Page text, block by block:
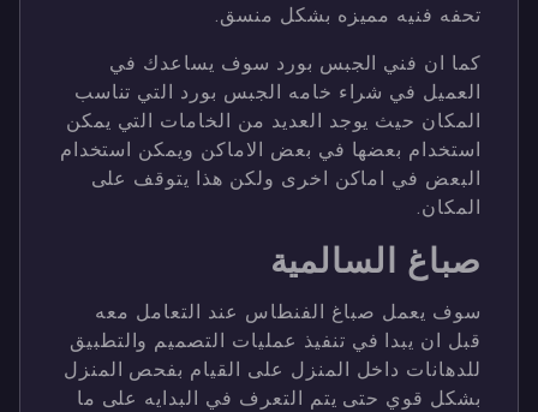
تحفه فنيه مميزه بشكل منسق.
كما ان فني الجبس بورد سوف يساعدك في
العميل في شراء خامه الجبس بورد التي تناسب
المكان حيث يوجد العديد من الخامات التي يمكن
استخدام بعضها في بعض الاماكن ويمكن استخدام
البعض في اماكن اخرى ولكن هذا يتوقف على
المكان.
صباغ السالمية
سوف يعمل صباغ الفنطاس عند التعامل معه
قبل ان يبدا في تنفيذ عمليات التصميم والتطبيق
للدهانات داخل المنزل على القيام بفحص المنزل
بشكل قوي حتى يتم التعرف في البدايه على ما